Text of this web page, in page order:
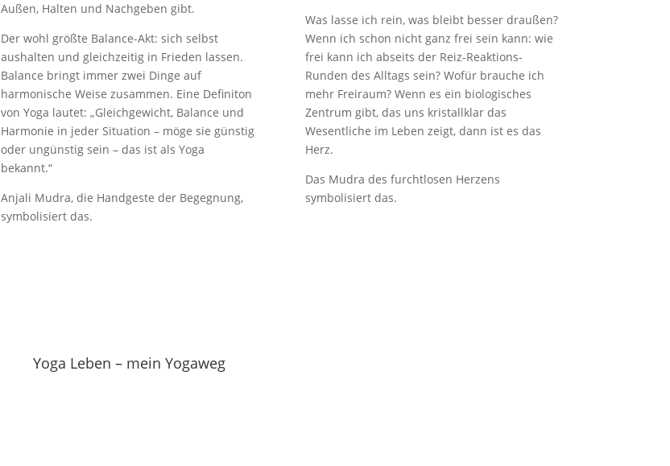
Außen, Halten und Nachgeben gibt.
Der wohl größte Balance-Akt: sich selbst
aushalten und gleichzeitig in Frieden lassen.
Balance bringt immer zwei Dinge auf
harmonische Weise zusammen. Eine Definiton
von Yoga lautet: „Gleichgewicht, Balance und
Harmonie in jeder Situation – möge sie günstig
oder ungünstig sein – das ist als Yoga
bekannt.“
Anjali Mudra, die Handgeste der Begegnung,
symbolisiert das.
Was lasse ich rein, was bleibt besser draußen?
Wenn ich schon nicht ganz frei sein kann: wie
frei kann ich abseits der Reiz-Reaktions-
Runden des Alltags sein? Wofür brauche ich
mehr Freiraum? Wenn es ein biologisches
Zentrum gibt, das uns kristallklar das
Wesentliche im Leben zeigt, dann ist es das
Herz.
Das Mudra des furchtlosen Herzens
symbolisiert das.
Yoga Leben – mein Yogaweg